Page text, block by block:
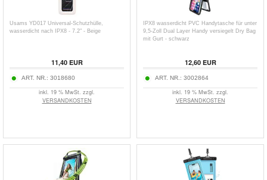
Usams YD017 Universal-Schutzhülle,
wasserdicht nach IPX8 - 7.2" - Beige
11,40EUR
ART. NR.: 3018680
inkl. 19 % MwSt. zzgl.
VERSANDKOSTEN
IPX8 wasserdicht PVC Handytasche für unter
9,5-Zoll Dual Layer Handy versiegelt Dry Bag
mit Gurt - schwarz
12,60EUR
ART. NR.: 3002864
inkl. 19 % MwSt. zzgl.
VERSANDKOSTEN